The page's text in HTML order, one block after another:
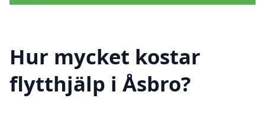
Hur mycket kostar
flytthjälp i Åsbro?